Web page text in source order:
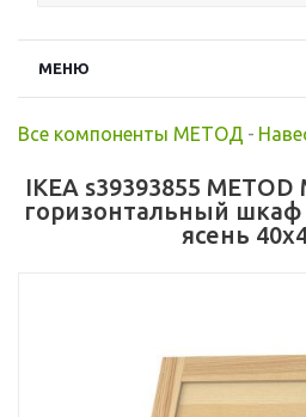
МЕНЮ
Все компоненты МЕТОД -
IKEA s39393855
горизонтальный
ясень